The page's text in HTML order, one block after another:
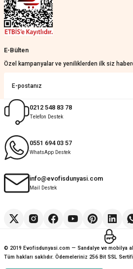
Çok ilgililerdi
Merve Özen | 17/07/2026
KeRiM BeRBeR | 16/07/2026
Sorunsuz ve güvenilir
Muhammed Adsiz | 14/07/2026
Kolay
G... K... | 14/07/2026
E-Bülten
Özel kampanyalar ve yeniliklerden ilk siz
0212 548 83 78
Telefon Destek
0551 694 03 57
WhatsApp Destek
info@evofisdunyasi.com
Mail Destek
© 2019 Evofisdunyasi.com — Sandalye ve mobilya
Tüm hakları saklıdır. Ödemeleriniz 256 Bit SSL